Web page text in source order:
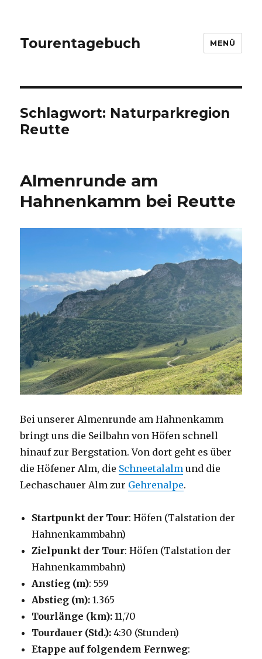
Tourentagebuch MENÜ
Schlagwort: Naturparkregion
Reutte
Almenrunde am
Hahnenkamm bei Reutte
Bei unserer Almenrunde am Hahnenkamm
bringt uns die Seilbahn von Höfen schnell
hinauf zur Bergstation. Von dort geht es über
die Höfener Alm, die Schneetalalm und die
Lechaschauer Alm zur Gehrenalpe.
Startpunkt der Tour: Höfen (Talstation der
Hahnenkammbahn)
Zielpunkt der Tour: Höfen (Talstation der
Hahnenkammbahn)
Anstieg (m): 559
Abstieg (m): 1.365
Tourlänge (km):11,70
Tourdauer (Std.): 4:30 (Stunden)
Etappe auf folgendem Fernweg: